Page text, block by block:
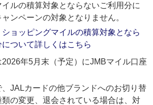
ルの積算対象とならないご利用分に
ンペーンの対象となりません。
ョッピングマイルの積算対象となら
ついて詳しくはこちら
年5月末（予定）にJMBマイル口座
JALカードの他ブランドへのお切り替
類の変更、退会されている場合は、対